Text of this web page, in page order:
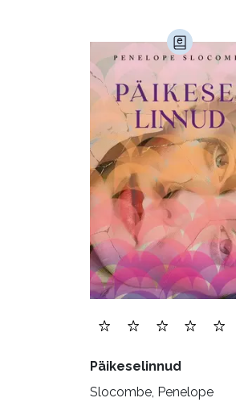
Päikeselinnud
Slocombe, Penelope